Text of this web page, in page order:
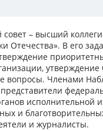
– высший
Отечества». В его
вопросы. Членами
исполнительной
и
и журналисты.